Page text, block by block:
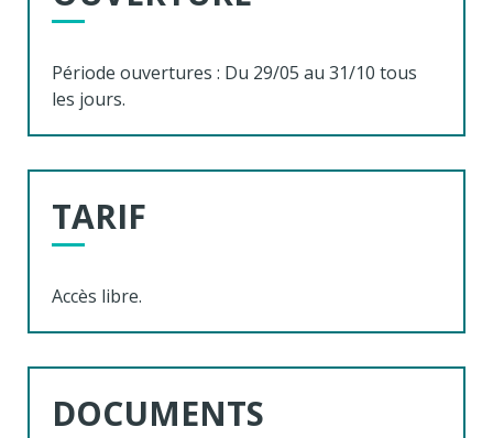
Période ouvertures : Du 29/05 au 31/10 tous
les jours.
TARIF
Accès libre.
DOCUMENTS